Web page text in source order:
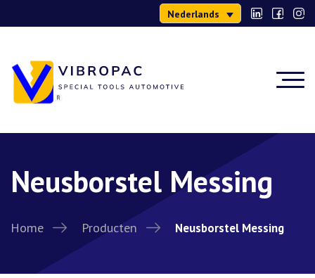
Nederlands
Neusborstel Messing
Home Producten Neusborstel Messing